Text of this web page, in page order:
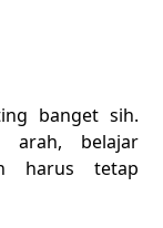
banget sih.
arah, belajar
harus tetap